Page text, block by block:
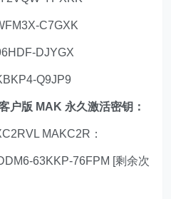
C7GXK
DJYGX
Q9JP9
户版 MAK 永久激活密钥：
MAKC2R：
63KKP-76FPM [剩余次